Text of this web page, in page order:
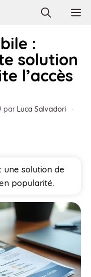
:
solution
l’accès
par Luca Salvadori
·
une solution de
popularité.